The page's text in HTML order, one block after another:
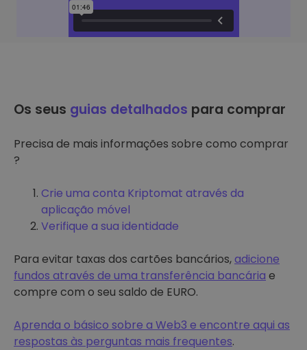
Os seus guias detalhados para comprar
Precisa de mais informações sobre como comprar
?
Crie uma conta Kriptomat através da
aplicação móvel
Verifique a sua identidade
Para evitar taxas dos cartões bancários,adicione
fundos através de uma transferência bancária e
compre com o seu saldo de EURO.
Aprenda o básico sobre a Web3 e encontre aqui as
respostas às perguntas mais frequentes.